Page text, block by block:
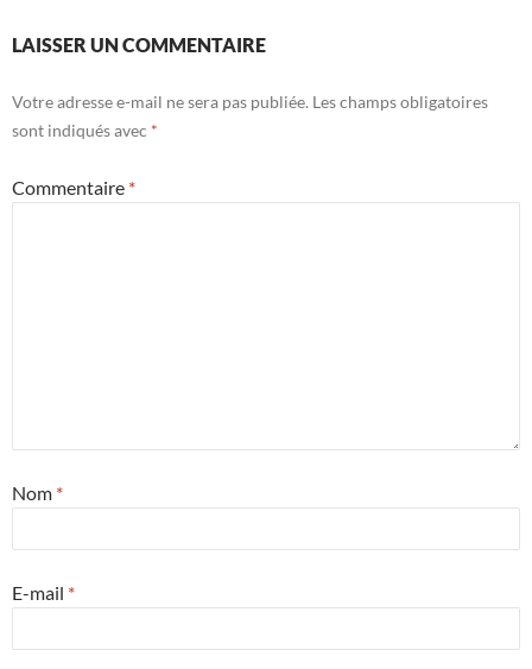
LAISSER UN COMMENTAIRE
Votre adresse e-mail ne sera pas publiée. Les champs obligatoires
sont indiqués avec *
Commentaire *
Nom *
E-mail *